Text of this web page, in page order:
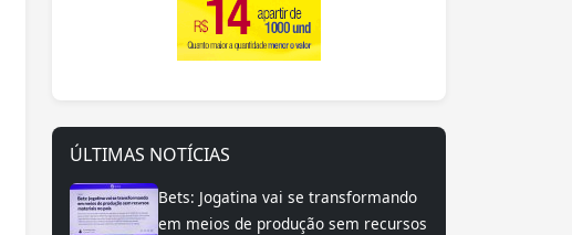
ÚLTIMAS NOTÍCIAS
Bets: Jogatina vai se transformando
em meios de produção sem recursos